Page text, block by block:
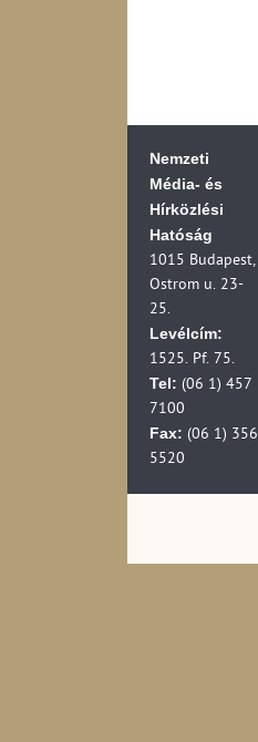
Nemzeti
Média- és
Hírközlési
Hatóság
1015 Budapest,
Ostrom u. 23-
25.
Levélcím:
1525. Pf. 75.
Tel: (06 1) 457
7100
Fax: (06 1) 356
5520